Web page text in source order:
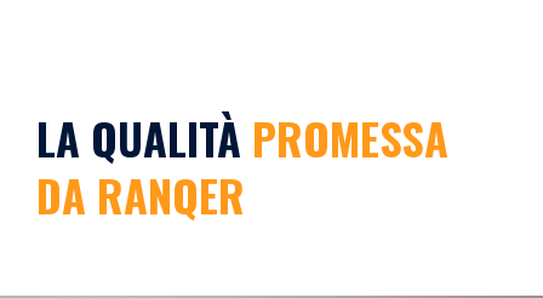
LA QUALITÀ PROMESSA
DA RANQER